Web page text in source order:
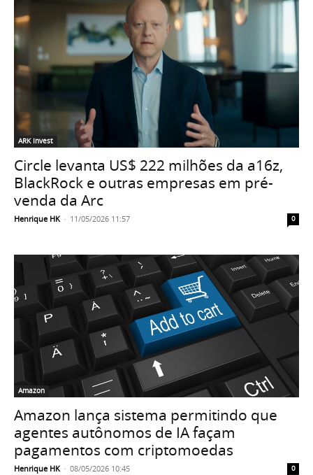
ARK Invest
Circle levanta US$ 222 milhões da a16z,
BlackRock e outras empresas em pré-
venda da Arc
Henrique HK - 11/05/2026 11:57 0
Amazon
Amazon lança sistema permitindo que
agentes autônomos de IA façam
pagamentos com criptomoedas
Henrique HK - 08/05/2026 10:45 0